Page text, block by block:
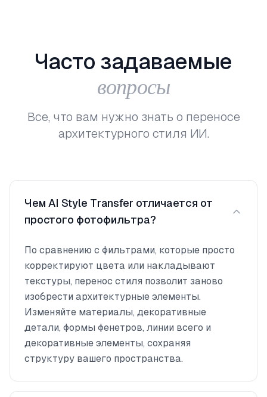
Часто задаваемые
вопросы
Все, что вам нужно знать о переносе
архитектурного стиля ИИ.
Чем AI Style Transfer отличается от
простого фотофильтра?
По сравнению с фильтрами, которые просто
корректируют цвета или накладывают
текстуры, перенос стиля позволит заново
изобрести архитектурные элементы.
Изменяйте материалы, декоративные
детали, формы фенетров, линии всего и
декоративные элементы, сохраняя
структуру вашего пространства.